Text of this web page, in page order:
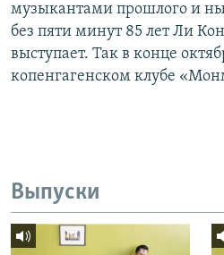
музыкантами прошлого и
без пяти минут 85 лет Ли
выступает. Так в конце
копенгагенском клубе
Выпуски